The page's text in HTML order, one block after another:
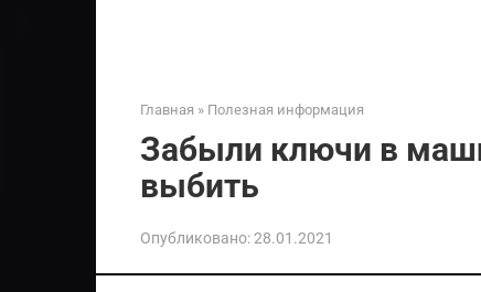
Главная » Полезная информация
Забыли ключи в
выбить
Опубликовано:28.01.2021